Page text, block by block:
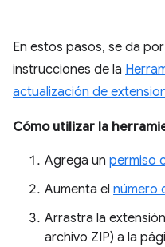
En estos pasos, se da
instrucciones de la
actualización de
Cómo utilizar la
Agrega un permiso
Aumenta el número
Arrastra la
archivo ZIP) a la